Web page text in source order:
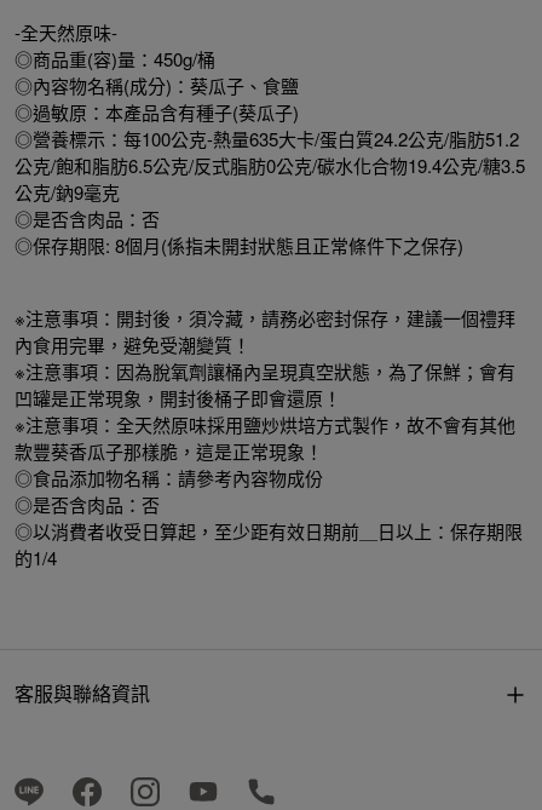
-全天然原味-
◎商品重(容)量：450g/桶
◎內容物名稱(成分)：葵瓜子、食鹽
◎過敏原：本產品含有種子(葵瓜子)
◎營養標示：每100公克-熱量635大卡/蛋白質24.2公克/脂肪51.2
公克/飽和脂肪6.5公克/反式脂肪0公克/碳水化合物19.4公克/糖3.5
公克/鈉9毫克
◎是否含肉品：否
◎保存期限: 8個月(係指未開封狀態且正常條件下之保存)
※注意事項：開封後，須冷藏，請務必密封保存，建議一個禮拜
內食用完畢，避免受潮變質！
※注意事項：因為脫氧劑讓桶內呈現真空狀態，為了保鮮；會有
凹罐是正常現象，開封後桶子即會還原！
※注意事項：全天然原味採用鹽炒烘培方式製作，故不會有其他
款豐葵香瓜子那樣脆，這是正常現象！
◎食品添加物名稱：請參考內容物成份
◎是否含肉品：否
◎以消費者收受日算起，至少距有效日期前＿日以上：保存期限
的1/4
客服與聯絡資訊